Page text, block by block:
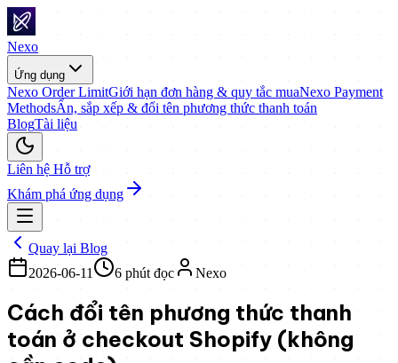
Nexo
Ứng dụng
Nexo Order LimitGiới hạn đơn hàng & quy tắc muaNexo Payment
MethodsẨn, sắp xếp & đổi tên phương thức thanh toán
BlogTài liệu
Liên hệ Hỗ trợ
Khám phá ứng dụng
Quay lại Blog
2026-06-11
6 phút đọc Nexo
Cách đổi tên phương thức thanh
toán ở checkout Shopify (không